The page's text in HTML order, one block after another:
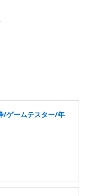
/ゲームテスター/年